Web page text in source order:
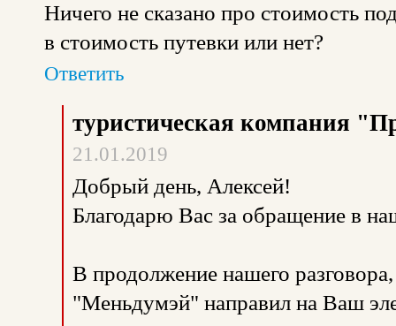
Ничего не сказано про стоимость
в стоимость путевки или нет?
Ответить
туристическая компания
21.01.2019
Добрый день, Алексей!
Благодарю Вас за обращение в
В продолжение нашего
"Меньдумэй" направил на Ваш